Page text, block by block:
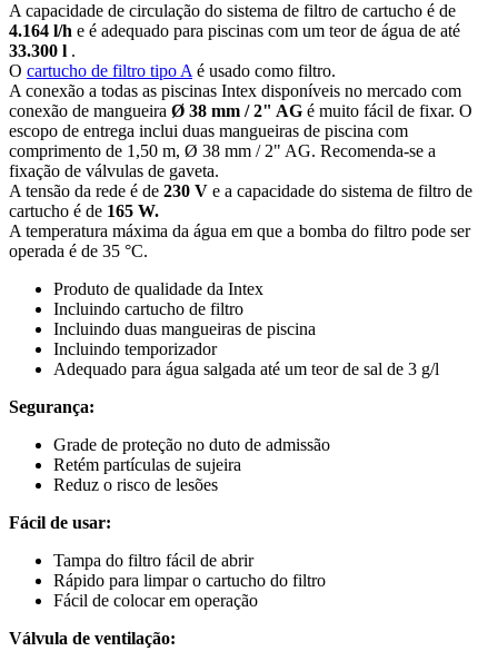
A capacidade de circulação do sistema de filtro de cartucho é de
4.164 l/h e é adequado para piscinas com um teor de água de até
33.300 l .
O cartucho de filtro tipo A é usado como filtro.
A conexão a todas as piscinas Intex disponíveis no mercado com
conexão de mangueira Ø 38 mm / 2" AG é muito fácil de fixar. O
escopo de entrega inclui duas mangueiras de piscina com
comprimento de 1,50 m, Ø 38 mm / 2" AG. Recomenda-se a
fixação de válvulas de gaveta.
A tensão da rede é de 230 V e a capacidade do sistema de filtro de
cartucho é de 165 W.
A temperatura máxima da água em que a bomba do filtro pode ser
operada é de 35 °C.
Produto de qualidade da Intex
Incluindo cartucho de filtro
Incluindo duas mangueiras de piscina
Incluindo temporizador
Adequado para água salgada até um teor de sal de 3 g/l
Segurança:
Grade de proteção no duto de admissão
Retém partículas de sujeira
Reduz o risco de lesões
Fácil de usar:
Tampa do filtro fácil de abrir
Rápido para limpar o cartucho do filtro
Fácil de colocar em operação
Válvula de ventilação: